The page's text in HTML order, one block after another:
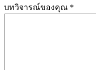
บทวิจารณ์ของคุณ *